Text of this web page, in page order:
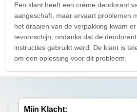
Een klant heeft een crème deodorant
aangeschaft, maar ervaart problemen
het draaien van de verpakking kwam
tevoorschijn, ondanks dat de
instructies gebruikt werd. De klant is
om een oplossing voor dit probleem.
Mijn Klacht: